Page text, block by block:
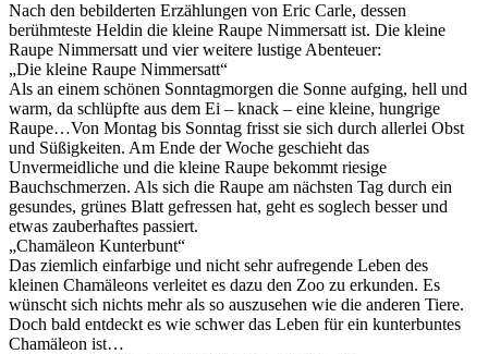
Nach den bebilderten Erzählungen von Eric Carle, dessen
berühmteste Heldin die kleine Raupe Nimmersatt ist. Die kleine
Raupe Nimmersatt und vier weitere lustige Abenteuer:
„Die kleine Raupe Nimmersatt“
Als an einem schönen Sonntagmorgen die Sonne aufging, hell und
warm, da schlüpfte aus dem Ei – knack – eine kleine, hungrige
Raupe…Von Montag bis Sonntag frisst sie sich durch allerlei Obst
und Süßigkeiten. Am Ende der Woche geschieht das
Unvermeidliche und die kleine Raupe bekommt riesige
Bauchschmerzen. Als sich die Raupe am nächsten Tag durch ein
gesundes, grünes Blatt gefressen hat, geht es soglech besser und
etwas zauberhaftes passiert.
„Chamäleon Kunterbunt“
Das ziemlich einfarbige und nicht sehr aufregende Leben des
kleinen Chamäleons verleitet es dazu den Zoo zu erkunden. Es
wünscht sich nichts mehr als so auszusehen wie die anderen Tiere.
Doch bald entdeckt es wie schwer das Leben für ein kunterbuntes
Chamäleon ist…